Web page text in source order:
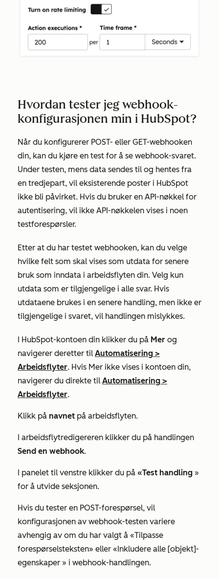
Hvordan tester jeg webhook-
konfigurasjonen min i HubSpot?
Når du konfigurerer POST- eller GET-webhooken
din, kan du kjøre en test for å se webhook-svaret.
Under testen, mens data sendes til og hentes fra
en tredjepart, vil eksisterende poster i HubSpot
ikke bli påvirket. Hvis du bruker en API-nøkkel for
autentisering, vil ikke API-nøkkelen vises i noen
testforespørsler.
Etter at du har testet webhooken, kan du velge
hvilke felt som skal vises som utdata for senere
bruk som inndata i arbeidsflyten din. Velg kun
utdata som er tilgjengelige i alle svar. Hvis
utdataene brukes i en senere handling, men ikke er
tilgjengelige i svaret, vil handlingen mislykkes.
I HubSpot-kontoen din klikker du på Mer og
navigerer deretter til Automatisering >
Arbeidsflyter. Hvis Mer ikke vises i kontoen din,
navigerer du direkte til Automatisering >
Arbeidsflyter.
Klikk på navnet på arbeidsflyten.
I arbeidsflytredigereren klikker du på handlingen
Send en webhook.
I panelet til venstre klikker du på «Test handling »
for å utvide seksjonen.
Hvis du tester en POST-forespørsel, vil
konfigurasjonen av webhook-testen variere
avhengig av om du har valgt å «Tilpasse
forespørselsteksten» eller «Inkludere alle [objekt]-
egenskaper » i webhook-handlingen.